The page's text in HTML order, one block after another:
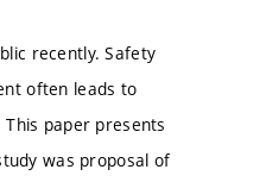
recently. Safety
often leads to
paper presents
was proposal of